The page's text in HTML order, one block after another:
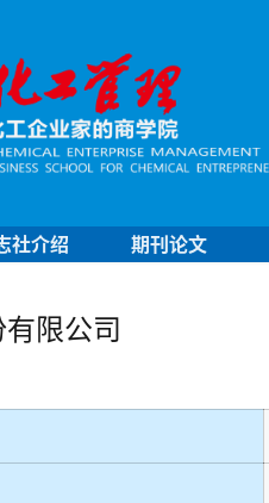
社介绍 期刊论文
限公司